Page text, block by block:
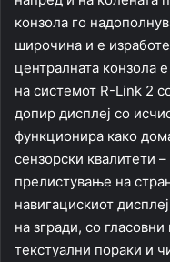
конзола го
широчина и е
централната конзола
на системот R-Link 2
допир дисплеј со
функционира како
сензорски квалитети
прелистување на
навигацискиот
на згради, со
текстуални пораки и